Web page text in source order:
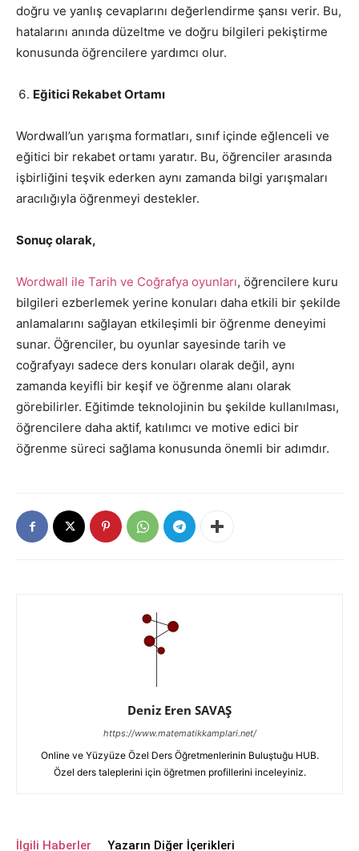
doğru ve yanlış cevaplarını değerlendirme şansı verir. Bu,
hatalarını anında düzeltme ve doğru bilgileri pekiştirme
konusunda öğrencilere yardımcı olur.
Eğitici Rekabet Ortamı
Wordwall’un yarışma formatları, sınıf içinde eğlenceli ve
eğitici bir rekabet ortamı yaratır. Bu, öğrenciler arasında
işbirliğini teşvik ederken aynı zamanda bilgi yarışmaları
aracılığıyla öğrenmeyi destekler.
Sonuç olarak,
Wordwall ile Tarih ve Coğrafya oyunları, öğrencilere kuru
bilgileri ezberlemek yerine konuları daha etkili bir şekilde
anlamalarını sağlayan etkileşimli bir öğrenme deneyimi
sunar. Öğrenciler, bu oyunlar sayesinde tarih ve
coğrafyayı sadece ders konuları olarak değil, aynı
zamanda keyifli bir keşif ve öğrenme alanı olarak
görebilirler. Eğitimde teknolojinin bu şekilde kullanılması,
öğrencilere daha aktif, katılımcı ve motive edici bir
öğrenme süreci sağlama konusunda önemli bir adımdır.
Deniz Eren SAVAŞ
https://www.matematikkamplari.net/
Online ve Yüzyüze Özel Ders Öğretmenlerinin Buluştuğu HUB.
Özel ders taleplerini için öğretmen profillerini inceleyiniz.
İlgili Haberler Yazarın Diğer İçerikleri